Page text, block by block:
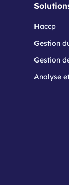
Haccp
Gestion
Gestion
Analyse